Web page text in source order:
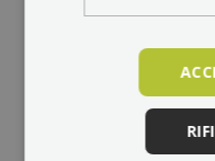
Che si tratti di
pezzi di ricambio, il
gamma di